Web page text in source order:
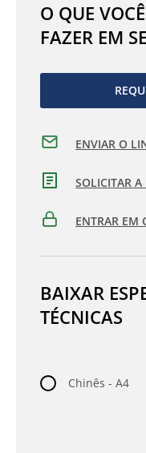
O QUE
FAZER EM
ENVIAR O
SOLICITAR A
ENTRAR EM
BAIXAR
TÉCNICAS
Chinês - A4